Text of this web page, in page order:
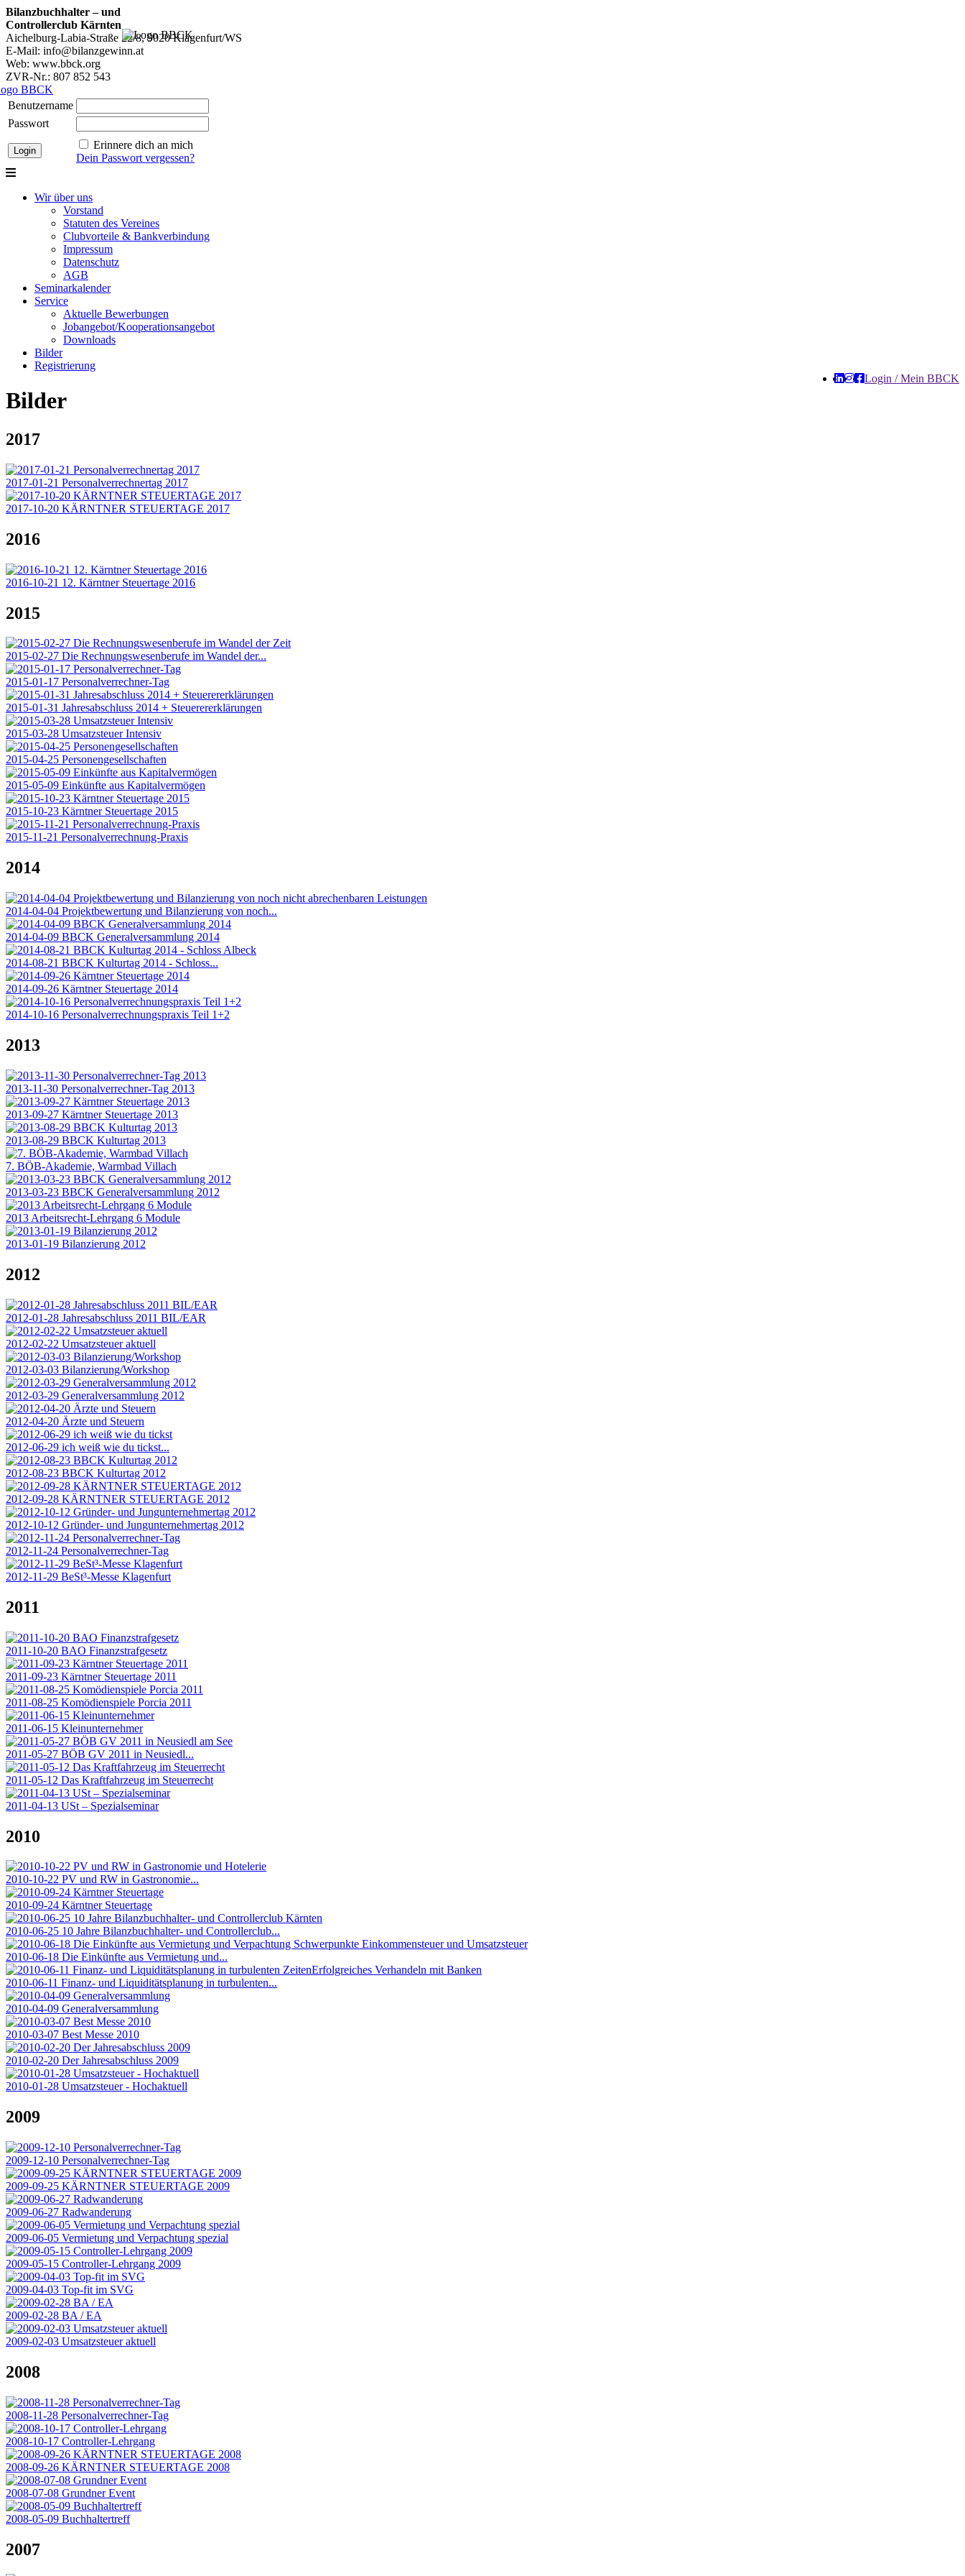
Bilanzbuchhalter – und
Controllerclub Kärnten
Aichelburg-Labia-Straße 22/8, 9020 Klagenfurt/WS
E-Mail: info@bilanzgewinn.at
Web: www.bbck.org
ZVR-Nr.: 807 852 543
Benutzername
Passwort
Erinnere dich an mich
Dein Passwort vergessen?
Wir über uns
Vorstand
Statuten des Vereines
Clubvorteile & Bankverbindung
Impressum
Datenschutz
AGB
Seminarkalender
Service
Aktuelle Bewerbungen
Jobangebot/Kooperationsangebot
Downloads
Bilder
Registrierung
Login / Mein BBCK
Bilder
2017
2017-01-21 Personalverrechnertag 2017
2017-10-20 KÄRNTNER STEUERTAGE 2017
2016
2016-10-21 12. Kärntner Steuertage 2016
2015
2015-02-27 Die Rechnungswesenberufe im Wandel der...
2015-01-17 Personalverrechner-Tag
2015-01-31 Jahresabschluss 2014 + Steuerererklärungen
2015-03-28 Umsatzsteuer Intensiv
2015-04-25 Personengesellschaften
2015-05-09 Einkünfte aus Kapitalvermögen
2015-10-23 Kärntner Steuertage 2015
2015-11-21 Personalverrechnung-Praxis
2014
2014-04-04 Projektbewertung und Bilanzierung von noch...
2014-04-09 BBCK Generalversammlung 2014
2014-08-21 BBCK Kulturtag 2014 - Schloss...
2014-09-26 Kärntner Steuertage 2014
2014-10-16 Personalverrechnungspraxis Teil 1+2
2013
2013-11-30 Personalverrechner-Tag 2013
2013-09-27 Kärntner Steuertage 2013
2013-08-29 BBCK Kulturtag 2013
7. BÖB-Akademie, Warmbad Villach
2013-03-23 BBCK Generalversammlung 2012
2013 Arbeitsrecht-Lehrgang 6 Module
2013-01-19 Bilanzierung 2012
2012
2012-01-28 Jahresabschluss 2011 BIL/EAR
2012-02-22 Umsatzsteuer aktuell
2012-03-03 Bilanzierung/Workshop
2012-03-29 Generalversammlung 2012
2012-04-20 Ärzte und Steuern
2012-06-29 ich weiß wie du tickst...
2012-08-23 BBCK Kulturtag 2012
2012-09-28 KÄRNTNER STEUERTAGE 2012
2012-10-12 Gründer- und Jungunternehmertag 2012
2012-11-24 Personalverrechner-Tag
2012-11-29 BeSt³-Messe Klagenfurt
2011
2011-10-20 BAO Finanzstrafgesetz
2011-09-23 Kärntner Steuertage 2011
2011-08-25 Komödienspiele Porcia 2011
2011-06-15 Kleinunternehmer
2011-05-27 BÖB GV 2011 in Neusiedl...
2011-05-12 Das Kraftfahrzeug im Steuerrecht
2011-04-13 USt – Spezialseminar
2010
2010-10-22 PV und RW in Gastronomie...
2010-09-24 Kärntner Steuertage
2010-06-25 10 Jahre Bilanzbuchhalter- und Controllerclub...
2010-06-18 Die Einkünfte aus Vermietung und...
2010-06-11 Finanz- und Liquiditätsplanung in turbulenten...
2010-04-09 Generalversammlung
2010-03-07 Best Messe 2010
2010-02-20 Der Jahresabschluss 2009
2010-01-28 Umsatzsteuer - Hochaktuell
2009
2009-12-10 Personalverrechner-Tag
2009-09-25 KÄRNTNER STEUERTAGE 2009
2009-06-27 Radwanderung
2009-06-05 Vermietung und Verpachtung spezial
2009-05-15 Controller-Lehrgang 2009
2009-04-03 Top-fit im SVG
2009-02-28 BA / EA
2009-02-03 Umsatzsteuer aktuell
2008
2008-11-28 Personalverrechner-Tag
2008-10-17 Controller-Lehrgang
2008-09-26 KÄRNTNER STEUERTAGE 2008
2008-07-08 Grundner Event
2008-05-09 Buchhaltertreff
2007